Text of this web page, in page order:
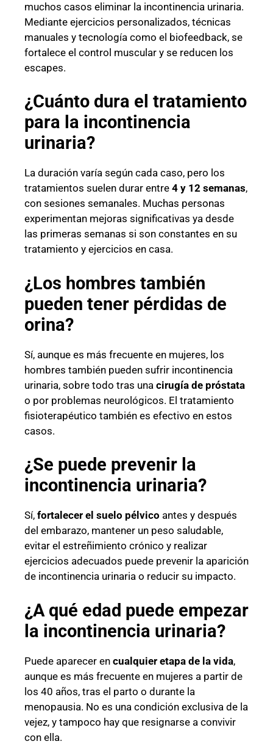
muchos casos eliminar la incontinencia urinaria.
Mediante ejercicios personalizados, técnicas
manuales y tecnología como el biofeedback, se
fortalece el control muscular y se reducen los
escapes.
¿Cuánto dura el tratamiento
para la incontinencia
urinaria?
La duración varía según cada caso, pero los
tratamientos suelen durar entre 4 y 12 semanas,
con sesiones semanales. Muchas personas
experimentan mejoras significativas ya desde
las primeras semanas si son constantes en su
tratamiento y ejercicios en casa.
¿Los hombres también
pueden tener pérdidas de
orina?
Sí, aunque es más frecuente en mujeres, los
hombres también pueden sufrir incontinencia
urinaria, sobre todo tras una cirugía de próstata
o por problemas neurológicos. El tratamiento
fisioterapéutico también es efectivo en estos
casos.
¿Se puede prevenir la
incontinencia urinaria?
Sí, fortalecer el suelo pélvico antes y después
del embarazo, mantener un peso saludable,
evitar el estreñimiento crónico y realizar
ejercicios adecuados puede prevenir la aparición
de incontinencia urinaria o reducir su impacto.
¿A qué edad puede empezar
la incontinencia urinaria?
Puede aparecer en cualquier etapa de la vida,
aunque es más frecuente en mujeres a partir de
los 40 años, tras el parto o durante la
menopausia. No es una condición exclusiva de la
vejez, y tampoco hay que resignarse a convivir
con ella.